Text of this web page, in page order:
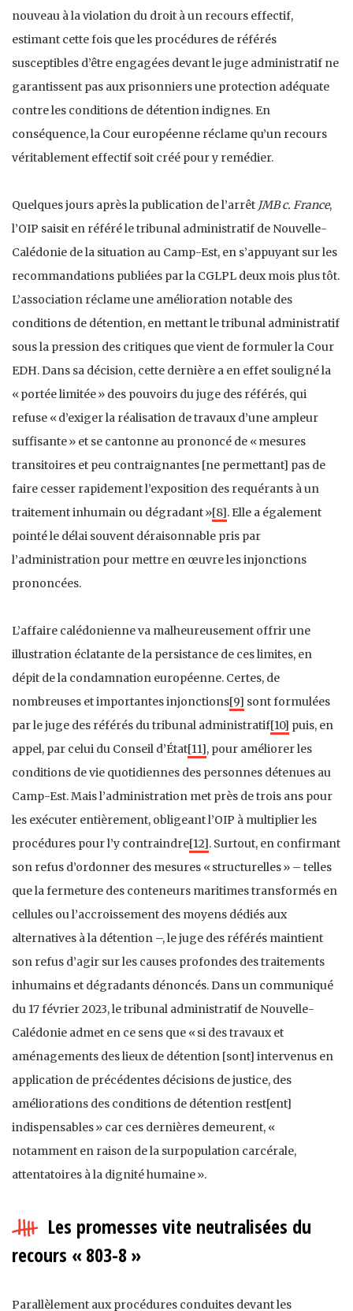
nouveau à la violation du droit à un recours effectif,
estimant cette fois que les procédures de référés
susceptibles d’être engagées devant le juge administratif ne
garantissent pas aux prisonniers une protection adéquate
contre les conditions de détention indignes. En
conséquence, la Cour européenne réclame qu’un recours
véritablement effectif soit créé pour y remédier.
Quelques jours après la publication de l’arrêt JMB c. France,
l’OIP saisit en référé le tribunal administratif de Nouvelle-
Calédonie de la situation au Camp-Est, en s’appuyant sur les
recommandations publiées par la CGLPL deux mois plus tôt.
L’association réclame une amélioration notable des
conditions de détention, en mettant le tribunal administratif
sous la pression des critiques que vient de formuler la Cour
EDH. Dans sa décision, cette dernière a en effet souligné la
« portée limitée » des pouvoirs du juge des référés, qui
refuse « d’exiger la réalisation de travaux d’une ampleur
suffisante » et se cantonne au prononcé de « mesures
transitoires et peu contraignantes [ne permettant] pas de
faire cesser rapidement l’exposition des requérants à un
traitement inhumain ou dégradant »[8]. Elle a également
pointé le délai souvent déraisonnable pris par
l’administration pour mettre en œuvre les injonctions
prononcées.
L’affaire calédonienne va malheureusement offrir une
illustration éclatante de la persistance de ces limites, en
dépit de la condamnation européenne. Certes, de
nombreuses et importantes injonctions[9] sont formulées
par le juge des référés du tribunal administratif[10] puis, en
appel, par celui du Conseil d’État[11], pour améliorer les
conditions de vie quotidiennes des personnes détenues au
Camp-Est. Mais l’administration met près de trois ans pour
les exécuter entièrement, obligeant l’OIP à multiplier les
procédures pour l’y contraindre[12]. Surtout, en confirmant
son refus d’ordonner des mesures « structurelles » – telles
que la fermeture des conteneurs maritimes transformés en
cellules ou l’accroissement des moyens dédiés aux
alternatives à la détention –, le juge des référés maintient
son refus d’agir sur les causes profondes des traitements
inhumains et dégradants dénoncés. Dans un communiqué
du 17 février 2023, le tribunal administratif de Nouvelle-
Calédonie admet en ce sens que « si des travaux et
aménagements des lieux de détention [sont] intervenus en
application de précédentes décisions de justice, des
améliorations des conditions de détention rest[ent]
indispensables » car ces dernières demeurent, «
notamment en raison de la surpopulation carcérale,
attentatoires à la dignité humaine ».
Les promesses vite neutralisées du
recours « 803-8 »
Parallèlement aux procédures conduites devant les